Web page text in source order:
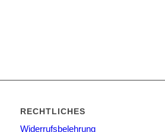
RECHTLICHES
Widerrufsbelehrung